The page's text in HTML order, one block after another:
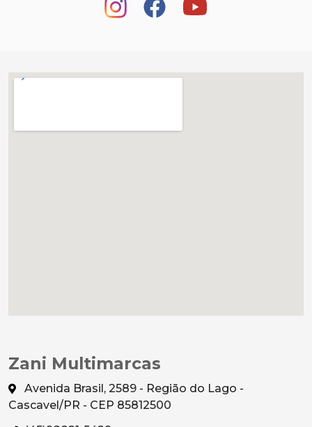
Zani Multimarcas
Avenida Brasil, 2589 - Região do Lago -
Cascavel/PR - CEP 85812500